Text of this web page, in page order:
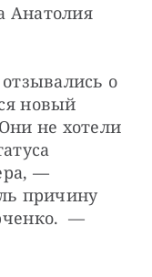
Анатолия
о
новый
не хотели
—
причину
—